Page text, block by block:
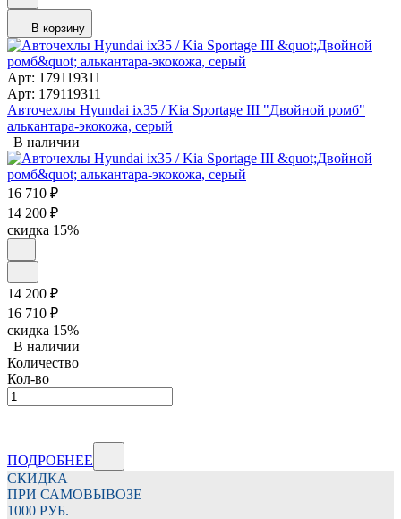
В корзину
Арт: 179119311
Арт: 179119311
Авточехлы Hyundai ix35 / Kia Sportage III "Двойной ромб"
алькантара-экокожа, серый
В наличии
16 710 ₽
14 200 ₽
скидка 15%
14 200 ₽
16 710 ₽
скидка 15%
В наличии
Количество
Кол-во
ПОДРОБНЕЕ
СКИДКА
ПРИ САМОВЫВОЗЕ
1000 РУБ.